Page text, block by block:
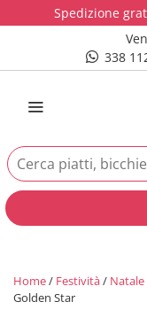
Spedizione
338
Home/ Festività/ Natale
Golden Star